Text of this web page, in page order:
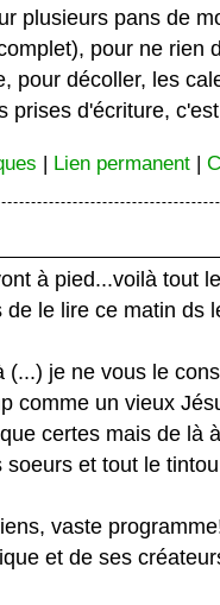
plusieurs pans de
pour ne rien
pour décoller, les
prises d'écriture,
| Lien permanent|
à pied...voilà tout
le lire ce matin ds
(...) je ne vous le
comme un vieux
certes mais de là
et tout le
vaste
et de ses